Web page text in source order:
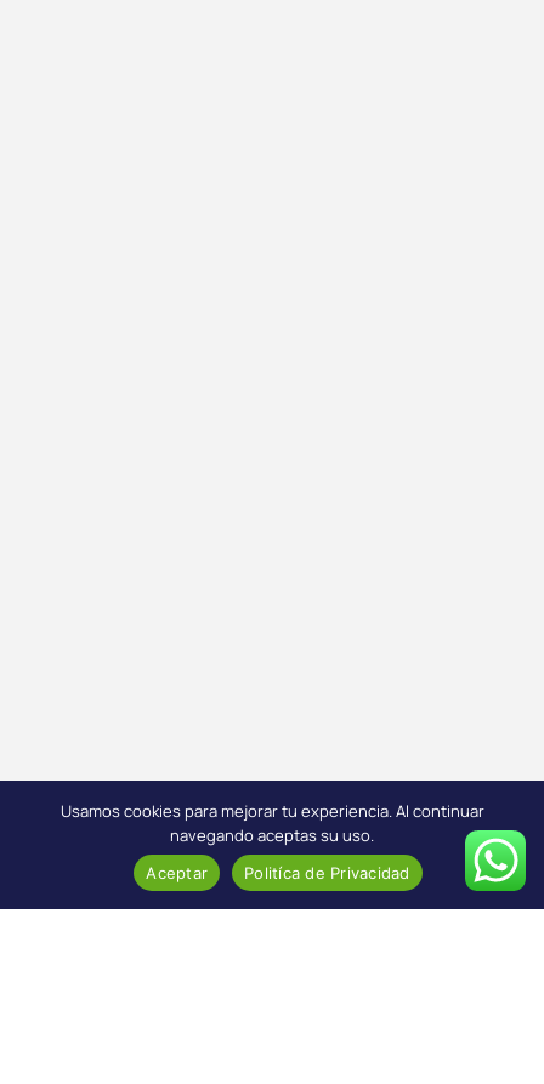
Usamos cookies para mejorar tu experiencia. Al continuar
navegando aceptas su uso.
Aceptar Politíca de Privacidad